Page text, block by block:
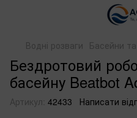
Водні розваги Басейни
Бездротовий
басейну Beatbot
Артикул: 42433 Написати